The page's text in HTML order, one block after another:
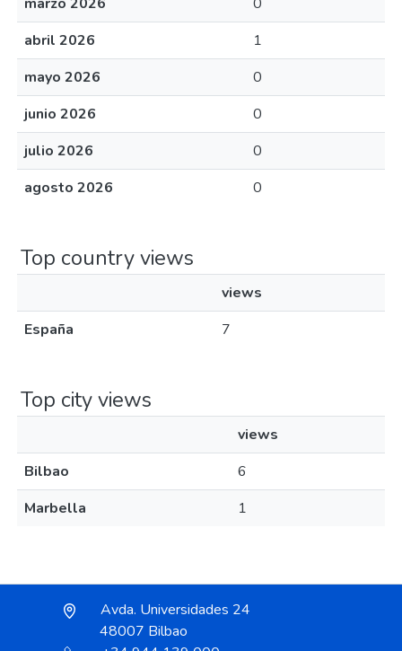
abril 2026
1
mayo 2026
0
junio 2026
0
julio 2026
0
agosto 2026
0
Top country views
views
España
7
Top city views
views
Bilbao
6
Marbella
1
Avda. Universidades 24
48007 Bilbao